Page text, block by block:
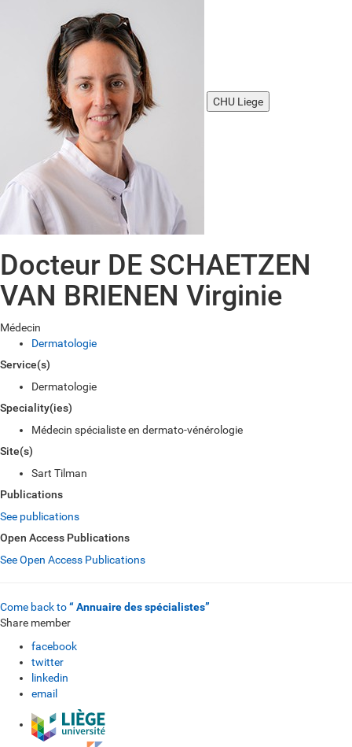
CHU Liege
Docteur DE SCHAETZEN
VAN BRIENEN Virginie
Médecin
Dermatologie
Service(s)
Dermatologie
Speciality(ies)
Médecin spécialiste en dermato-vénérologie
Site(s)
Sart Tilman
Publications
See publications
Open Access Publications
See Open Access Publications
Come back to“ Annuaire des spécialistes”
Share member
facebook
twitter
linkedin
email